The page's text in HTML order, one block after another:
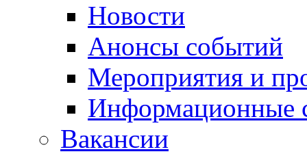
Новости
Анонсы событий
Мероприятия и
Информационные
Вакансии